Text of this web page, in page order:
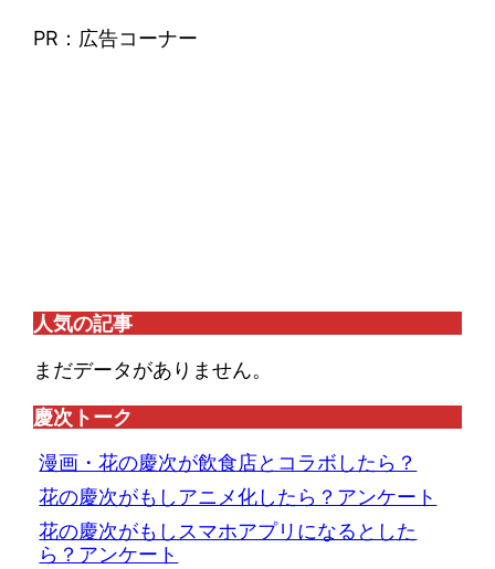
PR：広告コーナー
人気の記事
まだデータがありません。
慶次トーク
漫画・花の慶次が飲食店とコラボしたら？
花の慶次がもしアニメ化したら？アンケート
花の慶次がもしスマホアプリになるとした
ら？アンケート